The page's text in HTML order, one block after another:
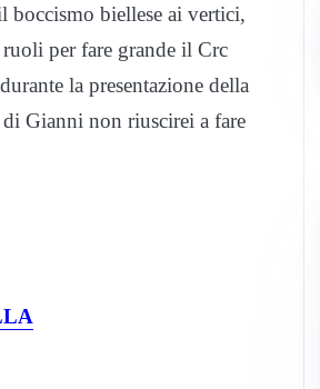
biellese ai vertici,
per fare grande il Crc
la presentazione della
Gianni non riuscirei a fare